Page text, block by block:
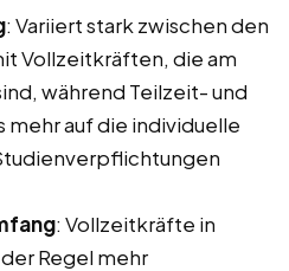
: Variiert stark zwischen den
Vollzeitkräften, die am
während Teilzeit- und
auf die individuelle
: Vollzeitkräfte in
Regel mehr